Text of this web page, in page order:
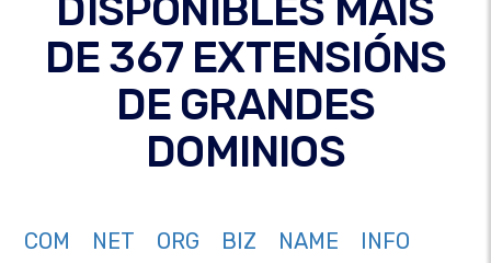
DISPOÑIBLES MÁIS
DE 367 EXTENSIÓNS
DE GRANDES
DOMINIOS
COM NET ORG BIZ NAME
INFO